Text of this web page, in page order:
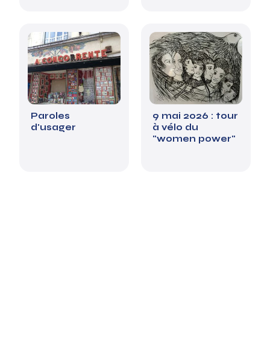
Paroles
d'usager
9 mai 2026 : tour
à vélo du
"women power"